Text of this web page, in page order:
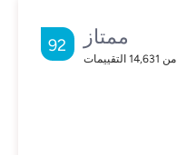
ممتاز
من 14,631 التقييمات
92